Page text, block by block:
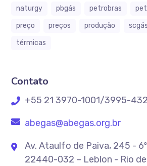
naturgy
pbgás petrobras
preço
preços produção scgás
térmicas
Contato
+55 21 3970-1001/3995-
abegas@abegas.org.br
Av. Ataulfo de Paiva, 245 -
22440-032 – Leblon - Rio